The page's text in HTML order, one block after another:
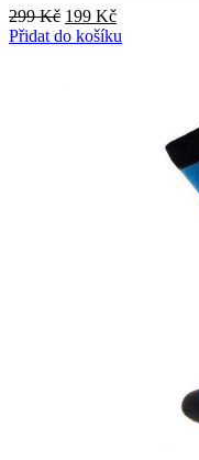
299Kč Původní
cena
199 KčAktuální
cena
Přidat do košíku